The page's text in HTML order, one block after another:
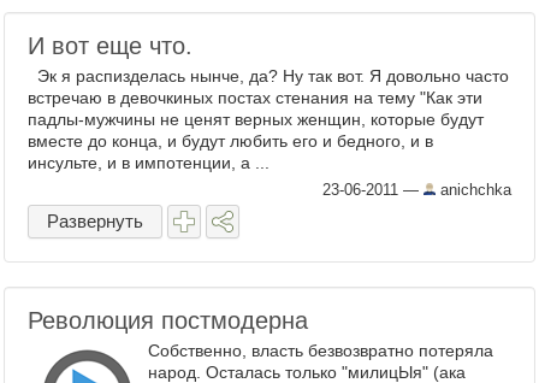
И вот еще что.
Эк я распизделась нынче, да? Ну так вот. Я довольно часто
встречаю в девочкиных постах стенания на тему "Как эти
падлы-мужчины не ценят верных женщин, которые будут
вместе до конца, и будут любить его и бедного, и в
инсульте, и в импотенции, а ...
23-06-2011 — anichchka
Развернуть
Революция постмодерна
Собственно, власть безвозвратно потеряла
народ. Осталась только "милицЫя" (ака